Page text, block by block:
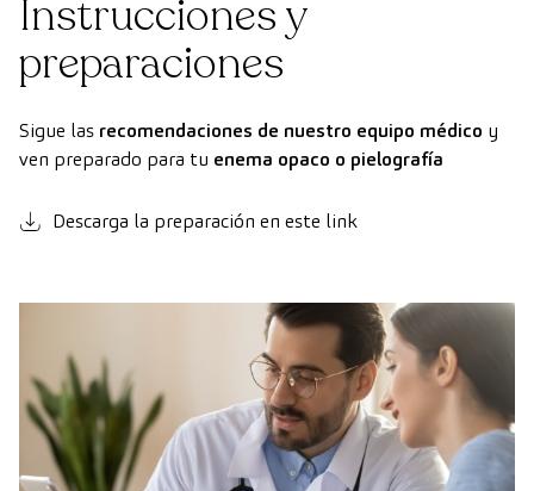
Instrucciones y
preparaciones
Sigue las recomendaciones de nuestro equipo médico y
ven preparado para tu enema opaco o pielografía
Descarga la preparación en este link